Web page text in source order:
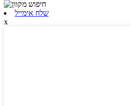
שלח אימייל
x